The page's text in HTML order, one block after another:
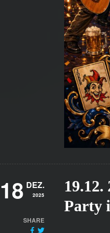
18 DEZ.
2025
SHARE
Party